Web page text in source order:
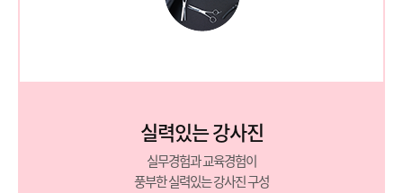
실력있는 강사진
실무경험과 교육경험이
풍부한 실력있는 강사진 구성